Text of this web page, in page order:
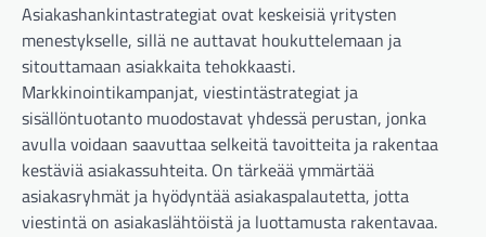
Asiakashankintastrategiat ovat keskeisiä yritysten
menestykselle, sillä ne auttavat houkuttelemaan ja
sitouttamaan asiakkaita tehokkaasti.
Markkinointikampanjat, viestintästrategiat ja
sisällöntuotanto muodostavat yhdessä perustan, jonka
avulla voidaan saavuttaa selkeitä tavoitteita ja rakentaa
kestäviä asiakassuhteita. On tärkeää ymmärtää
asiakasryhmät ja hyödyntää asiakaspalautetta, jotta
viestintä on asiakaslähtöistä ja luottamusta rakentavaa.